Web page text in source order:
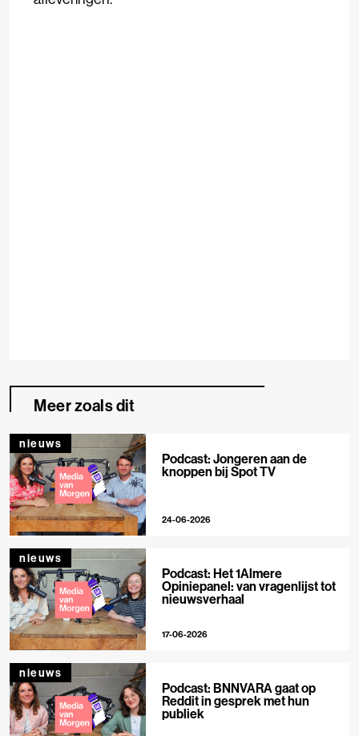
Meer zoals dit
nieuws
Podcast: Jongeren aan de
knoppen bij Spot TV
24-06-2026
nieuws
Podcast: Het 1Almere
Opiniepanel: van vragenlijst tot
nieuwsverhaal
17-06-2026
nieuws
Podcast: BNNVARA gaat op
Reddit in gesprek met hun
publiek